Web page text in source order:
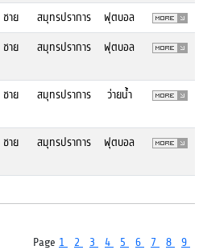
ชาย สมุทรปราการ
ฟุตบอล
ชาย สมุทรปราการ ฟุตบอล
ชาย สมุทรปราการ ว่ายน้ำ
ชาย สมุทรปราการ ฟุตบอล
Page 1 2 3 4 5 6 7 8 9